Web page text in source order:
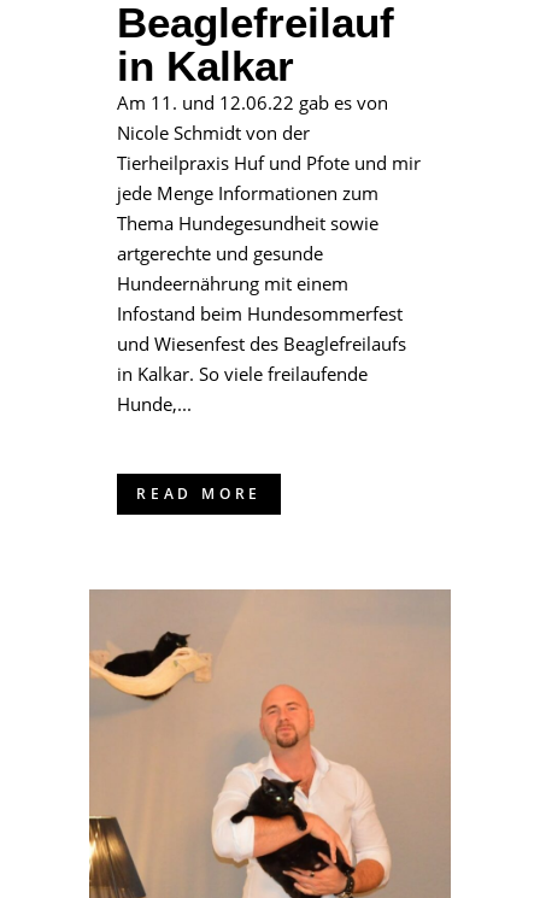
Beaglefreilauf
in Kalkar
Am 11. und 12.06.22 gab es von
Nicole Schmidt von der
Tierheilpraxis Huf und Pfote und mir
jede Menge Informationen zum
Thema Hundegesundheit sowie
artgerechte und gesunde
Hundeernährung mit einem
Infostand beim Hundesommerfest
und Wiesenfest des Beaglefreilaufs
in Kalkar. So viele freilaufende
Hunde,...
READ MORE